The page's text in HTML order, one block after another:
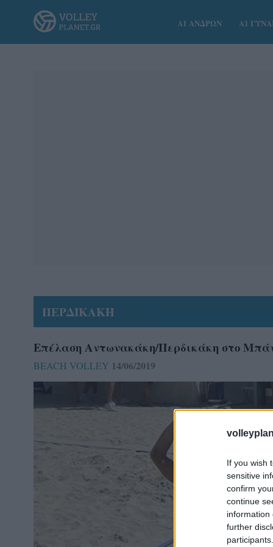
If you wish
sensitive
confirm
continue
information
further
Α1 ΑΝΔΡΩΝ Α1
ΠΕΡΔΙΚΑΚΗ
Επέλαση Αντωνακάκη/Περδικάκη στο
BEACH VOLLEY 14/06/2019